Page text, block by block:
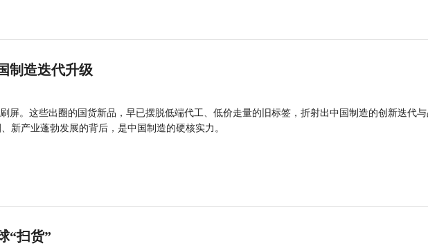
制造迭代升级
屏。这些出圈的国货新品，早已摆脱低端代工、低价走量的旧标签，折射出中国制造的创新迭代
新产业蓬勃发展的背后，是中国制造的硬核实力。
“扫货”